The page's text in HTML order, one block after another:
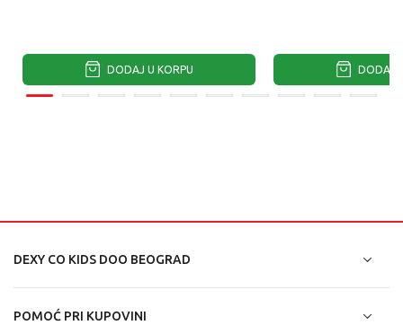
DODAJ U KORPU DODAJ
DEXY CO KIDS DOO BEOGRAD
POMOĆ PRI KUPOVINI